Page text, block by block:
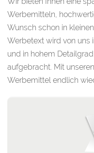
Werbemitteln,
Wunsch schon in
Werbetext wird von uns
und in hohem
aufgebracht. Mit
Werbemittel endlich